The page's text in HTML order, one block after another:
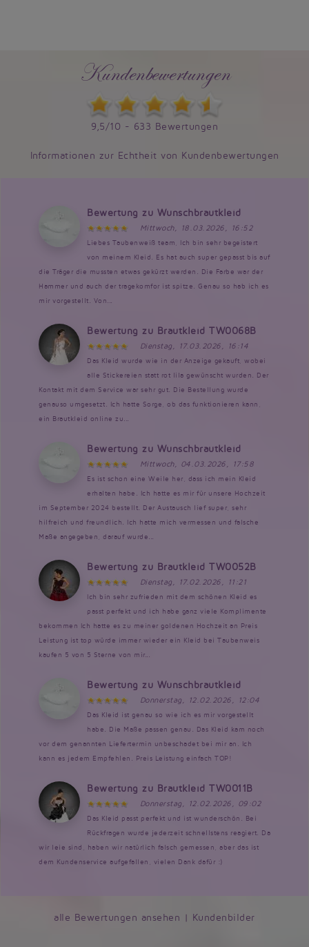
Kundenbewertungen
9,5/10 - 633 Bewertungen
Informationen zur Echtheit von Kundenbewertungen
Bewertung zu Wunschbrautkleid
Mittwoch, 18.03.2026, 16:52
Liebes Taubenweiß team, Ich bin sehr begeistert
von meinem Kleid. Es hat auch super gepasst bis auf
die Träger die mussten etwas gekürzt werden. Die Farbe war der
Hammer und auch der tragekomfor ist spitze. Genau so hab ich es
mir vorgestellt. Von...
Bewertung zu Brautkleid TW0068B
Dienstag, 17.03.2026, 16:14
Das Kleid wurde wie in der Anzeige gekauft, wobei
alle Stickereien statt rot lila gewünscht wurden. Der
Kontakt mit dem Service war sehr gut. Die Bestellung wurde
genauso umgesetzt. Ich hatte Sorge, ob das funktionieren kann,
ein Brautkleid online zu...
Bewertung zu Wunschbrautkleid
Mittwoch, 04.03.2026, 17:58
Es ist schon eine Weile her, dass ich mein Kleid
erhalten habe. Ich hatte es mir für unsere Hochzeit
im September 2024 bestellt. Der Austausch lief super, sehr
hilfreich und freundlich. Ich hatte mich vermessen und falsche
Maße angegeben, darauf wurde...
Bewertung zu Brautkleid TW0052B
Dienstag, 17.02.2026, 11:21
Ich bin sehr zufrieden mit dem schönen Kleid es
passt perfekt und ich habe ganz viele Komplimente
bekommen Ich hatte es zu meiner goldenen Hochzeit an Preis
Leistung ist top würde immer wieder ein Kleid bei Taubenweis
kaufen 5 von 5 Sterne von mir...
Bewertung zu Wunschbrautkleid
Donnerstag, 12.02.2026, 12:04
Das Kleid ist genau so wie ich es mir vorgestellt
habe. Die Maße passen genau. Das Kleid kam noch
vor dem genannten Liefertermin unbeschadet bei mir an. Ich
kann es jedem Empfehlen. Preis Leistung einfach TOP!
Bewertung zu Brautkleid TW0011B
Donnerstag, 12.02.2026, 09:02
Das Kleid passt perfekt und ist wunderschön. Bei
Rückfragen wurde jederzeit schnellstens reagiert. Da
wir leie sind, haben wir natürlich falsch gemessen, aber das ist
dem Kundenservice aufgefallen, vielen Dank dafür :)
alle Bewertungen ansehen | Kundenbilder